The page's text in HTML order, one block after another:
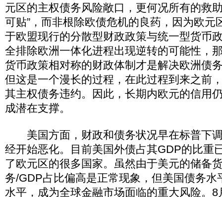
元区的主权债务风险敞口，更何况所有的救
可贴”，而非根除欧债危机的良药，因为欧元
于欧盟现行的分散型财政政策与统一型货币
全排除欧洲一体化进程出现逆转的可能性，
货币政策相对称的财政体制才是解决欧洲债
但这是一个漫长的过程，在此过程到来之前
其主权债务违约。因此，长期内欧元的信用
成潜在支撑。
美国方面，财政和债务状况早在标普下
经开始恶化。目前美国外债占其GDP的比重
了欧元区的很多国家。虽然由于美元的储备
务/GDP占比偏高是正常现象，但美国债务水
水平，成为全球金融市场面临的重大风险。